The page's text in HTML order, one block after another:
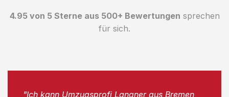
4.95 von 5 Sterne aus 500+ Bewertungen sprechen
für sich.
"Ich kann Umzugsprofi Langner aus Bremen